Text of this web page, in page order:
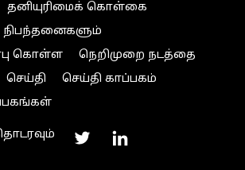
தனியுரிமைக் கொள்கை
நிபந்தனைகளும்
கொள்ள
நெறிமுறை நடத்தை
செய்தி
செய்தி காப்பகம்